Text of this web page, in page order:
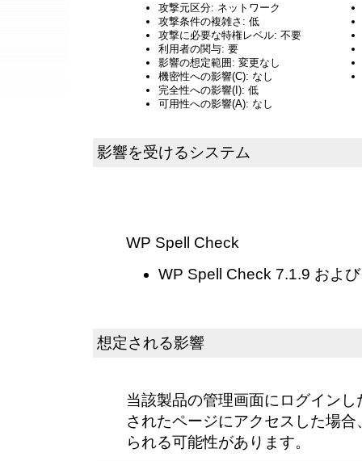
攻撃元区分: ネットワーク
攻撃条件の複雑さ: 低
攻撃に必要な特権レベル: 不要
利用者の関与: 要
影響の想定範囲: 変更なし
機密性への影響(C): なし
完全性への影響(I): 低
可用性への影響(A): なし
影響を受けるシステム
WP Spell Check
WP Spell Check 7.1.9 およ
想定される影響
当該製品の管理画面にログイン
されたページにアクセスした場
られる可能性があります。